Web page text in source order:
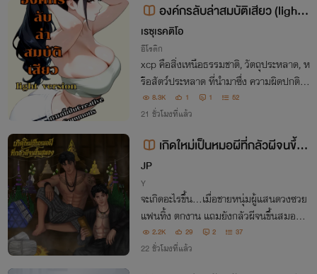
องค์กรลับล่าสมบัติเสียว (light v
ersion)
เรซุเรคติโอ
อีโรติก
xcp คือสิ่งเหนือธรรมชาติ, วัตถุประหลาด, ห
รือสัตว์ประหลาด ที่นำมาซึ่ง ความผิดปกติต้
องห้ามทางกามอารมณ์ หากปล่อยไว้อาจจะ
ส่งผลกระทบร้ายแรงต่อมนุษย์ชาติอย่างร้าย
แรงพวกเขาจึงต้องทำการตามเก็บ และกักกั
นพวกมัน
8.3K 1 1 52
21 ชั่วโมงที่แล้ว
เกิดใหม่เป็นหมอผีที่กลัวผีจนขึ้น
สมอง
JP
Y
จะเกิดอะไรขึ้น…เมื่อชายหนุ่มผู้แสนดวงซวย
แฟนทิ้ง ตกงาน แถมยังกลัวผีจนขึ้นสมอง ต้
องมาตายอย่างปริศนา ก่อนลืมตาขึ้นมาอีกค
รั้งในร่างของหมอผีสายดำผู้เลื่องชื่อด้านคุณ
2.2K 29 2 37
22 ชั่วโมงที่แล้ว